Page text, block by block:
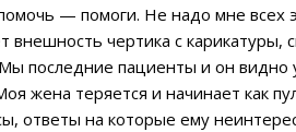
— помоги. Не надо мне всех
внешность чертика с карикатуры,
последние пациенты и он видно
жена теряется и начинает как
ответы на которые ему